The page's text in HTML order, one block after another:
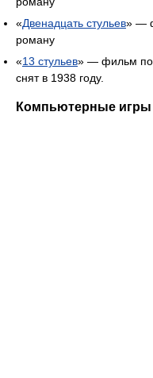
«Двенадцать стульев» —
роману
«13 стульев» — фильм по
снят в 1938 году.
Компьютерные игры